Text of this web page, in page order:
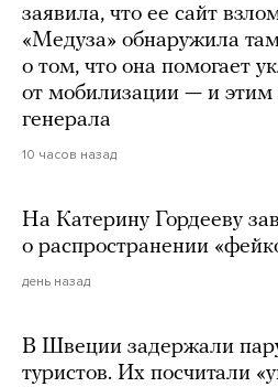
заявила, что ее сайт
«Медуза» обнаружила
о том, что она помогает
от мобилизации — и этим
генерала
10 часов назад
На Катерину Гордееву
о распространении
день назад
В Швеции задержали
туристов. Их посчитали